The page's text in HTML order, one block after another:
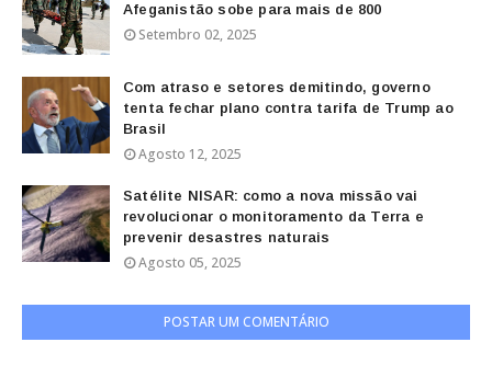
Afeganistão sobe para mais de 800
Setembro 02, 2025
Com atraso e setores demitindo, governo
tenta fechar plano contra tarifa de Trump ao
Brasil
Agosto 12, 2025
Satélite NISAR: como a nova missão vai
revolucionar o monitoramento da Terra e
prevenir desastres naturais
Agosto 05, 2025
POSTAR UM COMENTÁRIO